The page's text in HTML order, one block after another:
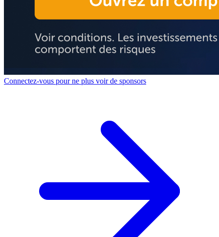
Connectez-vous pour ne plus voir de sponsors